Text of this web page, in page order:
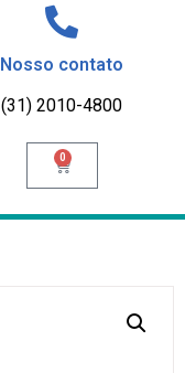
Nosso contato
(31) 2010-4800
0